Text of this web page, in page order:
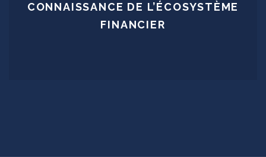
CONNAISSANCE DE L’ÉCOSYSTÈME
FINANCIER